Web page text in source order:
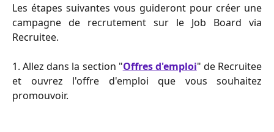
Les étapes suivantes vous guideront pour créer une
campagne de recrutement sur le Job Board via
Recruitee.
1. Allez dans la section "Offres d'emploi" de Recruitee
et ouvrez l'offre d'emploi que vous souhaitez
promouvoir.